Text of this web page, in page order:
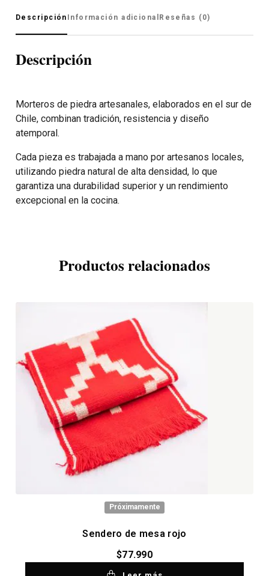
Descripción Información adicional Reseñas (0)
Descripción
Morteros de piedra artesanales, elaborados en el sur de
Chile, combinan tradición, resistencia y diseño
atemporal.
Cada pieza es trabajada a mano por artesanos locales,
utilizando piedra natural de alta densidad, lo que
garantiza una durabilidad superior y un rendimiento
excepcional en la cocina.
Productos relacionados
Próximamente
Sendero de mesa rojo
$77.990